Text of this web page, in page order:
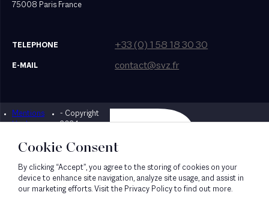
75008 Paris France
TELEPHONE +33 (0) 1 58 18 30 30
E-MAIL contact@svz.fr
Mentions
légales
- Copyright
2024
Designed by Bonhomme
Cookie Consent
By clicking “Accept”, you agree to the storing of cookies on your
device to enhance site navigation, analyze site usage, and assist in
our marketing efforts. Visit the Privacy Policy to find out more.